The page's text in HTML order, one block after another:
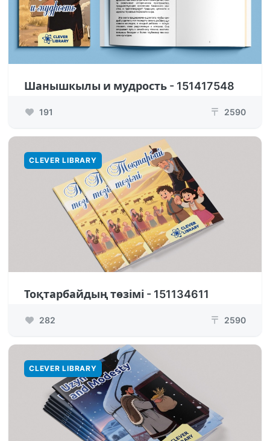
Шанышкылы и мудрость - 151417548
191 ₸ 2590
CLEVER LIBRARY
Тоқтарбайдың төзімі - 151134611
282 ₸ 2590
CLEVER LIBRARY